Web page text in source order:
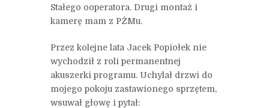
Stałego ooperatora. Drugi montaż i
kamerę mam z PŻMu.
Przez kolejne lata Jacek Popiołek nie
wychodził z roli permanentnej
akuszerki programu. Uchylał drzwi do
mojego pokoju zastawionego sprzętem,
wsuwał głowę i pytał: